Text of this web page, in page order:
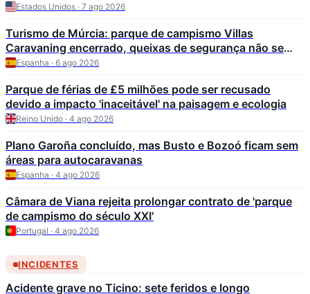
Estados Unidos · 7 ago 2026
Turismo de Múrcia: parque de campismo Villas
Caravaning encerrado, queixas de segurança não se
aplicam
Espanha · 6 ago 2026
Parque de férias de £5 milhões pode ser recusado
devido a impacto 'inaceitável' na paisagem e ecologia
Reino Unido · 4 ago 2026
Plano Garoña concluído, mas Busto e Bozoó ficam sem
áreas para autocaravanas
Espanha · 4 ago 2026
Câmara de Viana rejeita prolongar contrato de 'parque
de campismo do século XXI'
Portugal · 4 ago 2026
INCIDENTES
Acidente grave no Ticino: sete feridos e longo